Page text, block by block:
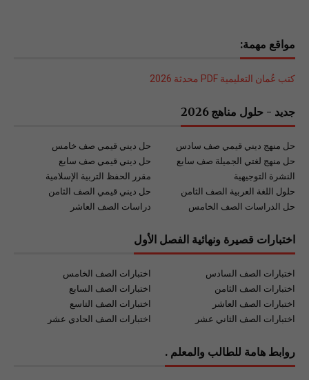
مواقع مهمة:
كتب عُمان التعليمية PDF محدثة 2026
جديد - حلول مناهج 2026
حل ديني قيمي صف خامس
حل منهج ديني قيمي صف سادس
حل ديني قيمي صف سابع
حل منهج لغتي الجميلة صف سابع
مقرر الحفظ التربية الإسلامية
النشرة التوجيهية
حل ديني قيمي الصف الثامن
حلول اللغة العربية الصف الثامن
دراسات الصف العاشر
حل الدراسات الصف الخامس
اختبارات قصيرة ونهائية الفصل الأول
اختبارات الصف الخامس
اختبارات الصف السادس
اختبارات الصف السابع
اختبارات الصف الثامن
اختبارات الصف التاسع
اختبارات الصف العاشر
اختبارات الصف الحادي عشر
اختبارات الصف الثاني عشر
روابط هامة للطالب والمعلم .